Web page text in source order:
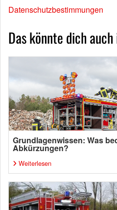
Datenschutzbestimmungen
Das könnte dich
Grundlagenwissen: Was
Abkürzungen?
Weiterlesen